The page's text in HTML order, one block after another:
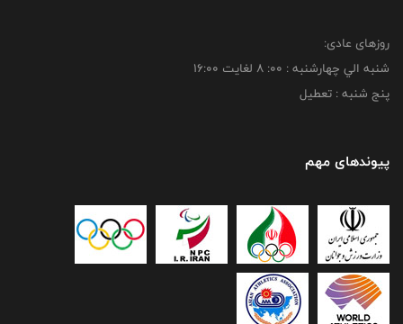
روزهای عادی:
شنبه الي چهارشنبه : 00: 8 لغايت 16:00
پنج شنبه : تعطیل
پیوندهای مهم